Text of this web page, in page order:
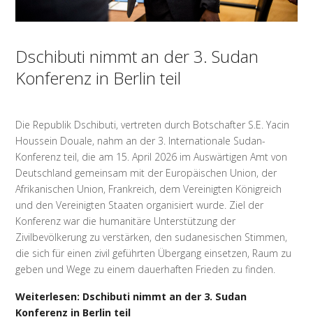
Dschibuti nimmt an der 3. Sudan
Konferenz in Berlin teil
Die Republik Dschibuti, vertreten durch Botschafter S.E. Yacin
Houssein Douale, nahm an der 3. Internationale Sudan-
Konferenz teil, die am 15. April 2026 im Auswärtigen Amt von
Deutschland gemeinsam mit der Europäischen Union, der
Afrikanischen Union, Frankreich, dem Vereinigten Königreich
und den Vereinigten Staaten organisiert wurde. Ziel der
Konferenz war die humanitäre Unterstützung der
Zivilbevölkerung zu verstärken, den sudanesischen Stimmen,
die sich für einen zivil geführten Übergang einsetzen, Raum zu
geben und Wege zu einem dauerhaften Frieden zu finden.
Weiterlesen: Dschibuti nimmt an der 3. Sudan
Konferenz in Berlin teil